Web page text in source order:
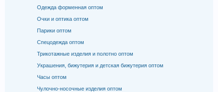
Одежда форменная оптом
Очки и оптика оптом
Парики оптом
Спецодежда оптом
Трикотажные изделия и полотно оптом
Украшения, бижутерия и детская бижутерия оптом
Часы оптом
Чулочно-носочные изделия оптом